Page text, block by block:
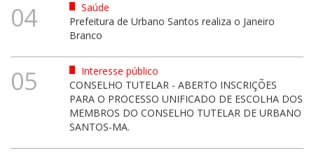
04
Saúde
Prefeitura de Urbano Santos realiza o Janeiro
Branco
05
Interesse público
CONSELHO TUTELAR - ABERTO INSCRIÇÕES
PARA O PROCESSO UNIFICADO DE ESCOLHA DOS
MEMBROS DO CONSELHO TUTELAR DE URBANO
SANTOS-MA.